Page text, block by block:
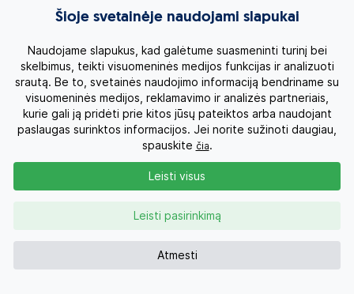
Egzotinės kelionės
Kruizai
Kelionės po Lietuvą
Apie mus
Privatumo politika
Kontaktai
Šioje svetainėje naudojami slapukai
Naudojame slapukus, kad galėtume suasmeninti turinį bei
skelbimus, teikti visuomeninės medijos funkcijas ir analizuoti
srautą. Be to, svetainės naudojimo informaciją bendriname su
visuomeninės medijos, reklamavimo ir analizės partneriais,
kurie gali ją pridėti prie kitos jūsų pateiktos arba naudojant
paslaugas surinktos informacijos. Jei norite sužinoti daugiau,
spauskite čia.
Atmesti
Leisti pasirinkimą
Leisti visus